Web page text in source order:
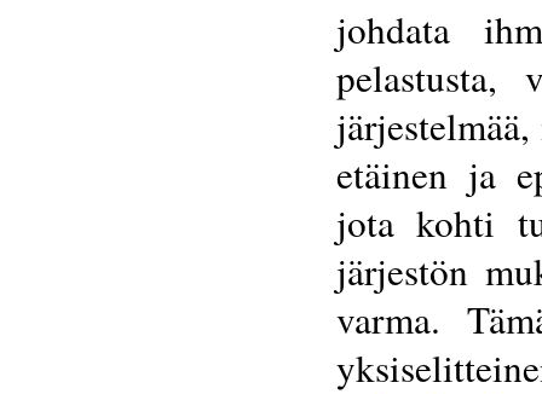
johdata
pelastusta,
etäinen ja
jota kohti
järjestön
varma.